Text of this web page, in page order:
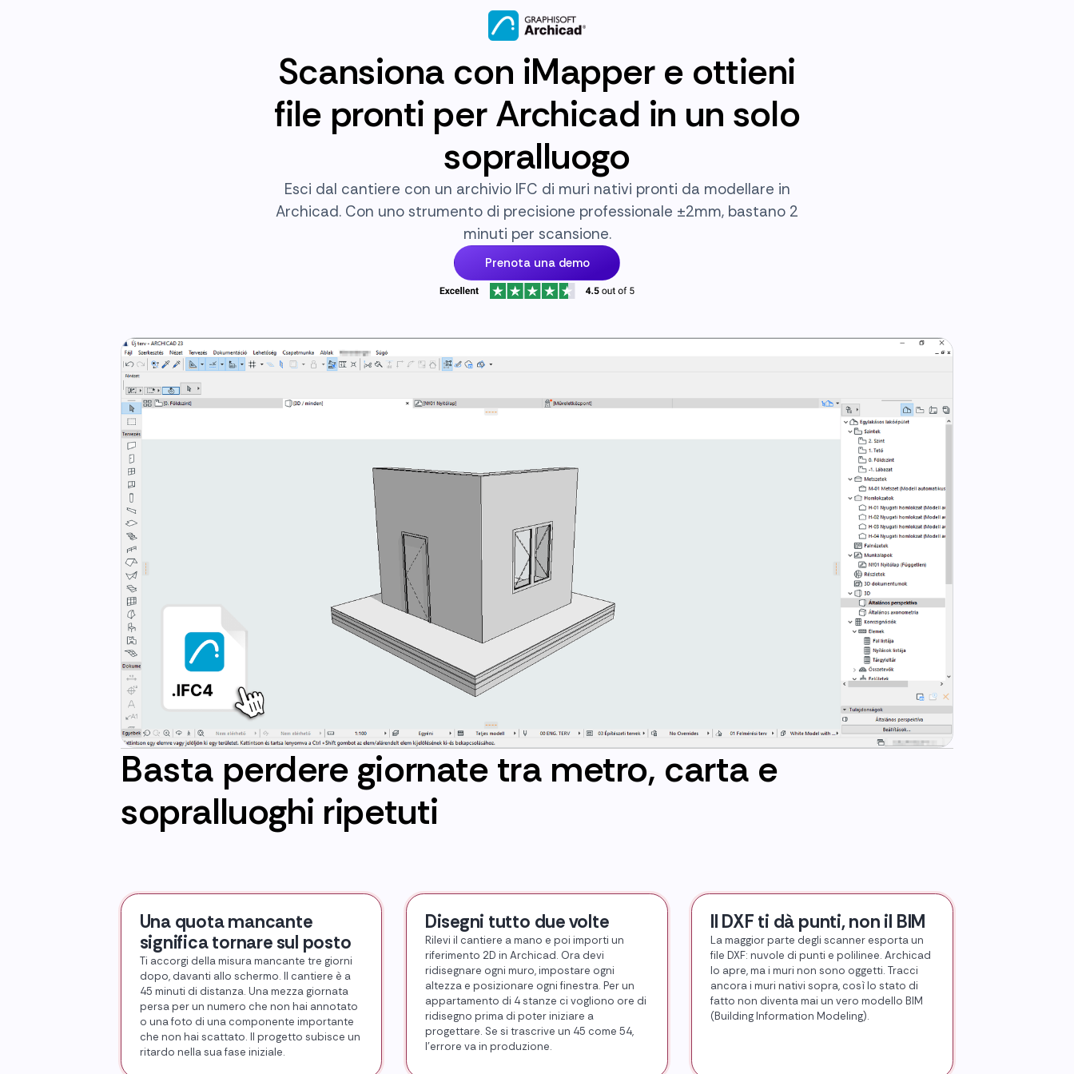
Scansiona con iMapper e ottieni
file pronti per Archicad in un solo
sopralluogo
Esci dal cantiere con un archivio IFC di muri nativi pronti da modellare in
Archicad. Con uno strumento di precisione professionale ±2mm, bastano 2
minuti per scansione.
Prenota una demo
Basta perdere giornate tra metro, carta e
sopralluoghi ripetuti
Una quota mancante
significa tornare sul posto
Ti accorgi della misura mancante tre giorni
dopo, davanti allo schermo. Il cantiere è a
45 minuti di distanza. Una mezza giornata
persa per un numero che non hai annotato
o una foto di una componente importante
che non hai scattato. Il progetto subisce un
ritardo nella sua fase iniziale.
Disegni tutto due volte
Rilevi il cantiere a mano e poi importi un
riferimento 2D in Archicad. Ora devi
ridisegnare ogni muro, impostare ogni
altezza e posizionare ogni finestra. Per un
appartamento di 4 stanze ci vogliono ore di
ridisegno prima di poter iniziare a
progettare. Se si trascrive un 45 come 54,
l'errore va in produzione.
Il DXF ti dà punti, non il BIM
La maggior parte degli scanner esporta un
file DXF: nuvole di punti e polilinee. Archicad
lo apre, ma i muri non sono oggetti. Tracci
ancora i muri nativi sopra, così lo stato di
fatto non diventa mai un vero modello BIM
(Building Information Modeling).